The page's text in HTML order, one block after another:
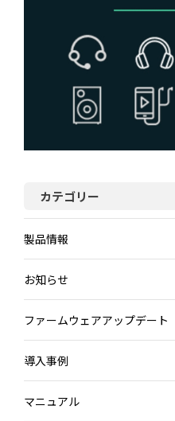
カテゴリー
製品情報
お知らせ
ファームウェアアップデート
導入事例
マニュアル